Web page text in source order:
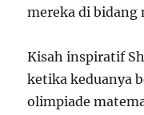
mereka di bidang
Kisah inspiratif
ketika keduanya
olimpiade